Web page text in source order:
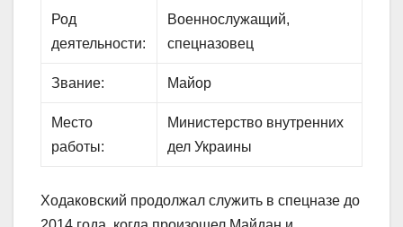
Род
деятельности:
Военнослужащий,
спецназовец
Звание: Майор
Место
работы:
Министерство внутренних
дел Украины
Ходаковский продолжал служить в спецназе до